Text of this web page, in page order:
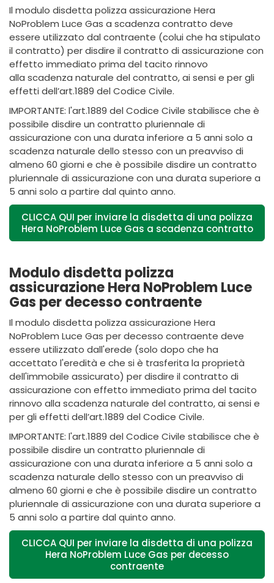
Il modulo disdetta polizza assicurazione Hera
NoProblem Luce Gas a scadenza contratto deve
essere utilizzato dal contraente (colui che ha stipulato
il contratto) per disdire il contratto di assicurazione con
effetto immediato prima del tacito rinnovo
alla scadenza naturale del contratto, ai sensi e per gli
effetti dell’art.1889 del Codice Civile.
IMPORTANTE: l'art.1889 del Codice Civile stabilisce che è
possibile disdire un contratto pluriennale di
assicurazione con una durata inferiore a 5 anni solo a
scadenza naturale dello stesso con un preavviso di
almeno 60 giorni e che è possibile disdire un contratto
pluriennale di assicurazione con una durata superiore a
5 anni solo a partire dal quinto anno.
CLICCA QUI per inviare la disdetta di una polizza
Hera NoProblem Luce Gas a scadenza contratto
Modulo disdetta polizza
assicurazione Hera NoProblem Luce
Gas per decesso contraente
Il modulo disdetta polizza assicurazione Hera
NoProblem Luce Gas per decesso contraente deve
essere utilizzato dall'erede (solo dopo che ha
accettato l'eredità e che si è trasferita la proprietà
dell'immobile assicurato) per disdire il contratto di
assicurazione con effetto immediato prima del tacito
rinnovo alla scadenza naturale del contratto, ai sensi e
per gli effetti dell’art.1889 del Codice Civile.
IMPORTANTE: l'art.1889 del Codice Civile stabilisce che è
possibile disdire un contratto pluriennale di
assicurazione con una durata inferiore a 5 anni solo a
scadenza naturale dello stesso con un preavviso di
almeno 60 giorni e che è possibile disdire un contratto
pluriennale di assicurazione con una durata superiore a
5 anni solo a partire dal quinto anno.
CLICCA QUI per inviare la disdetta di una polizza
Hera NoProblem Luce Gas per decesso
contraente